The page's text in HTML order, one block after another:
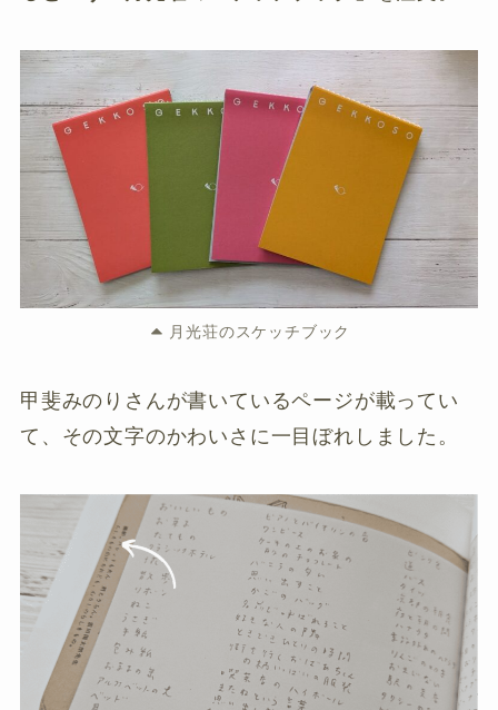
月光荘のスケッチブック
甲斐みのりさんが書いているページが載ってい
て、その文字のかわいさに一目ぼれしました。